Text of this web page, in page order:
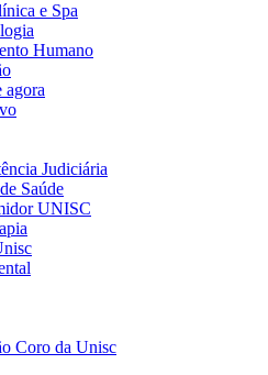
e Spa
Humano
agora
Judiciária
Saúde
UNISC
Coro da Unisc